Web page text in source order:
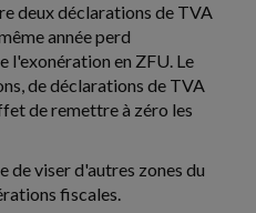
deux déclarations de TVA
année perd
l'exonération en ZFU. Le
de déclarations de TVA
de remettre à zéro les
de viser d'autres zones du
fiscales.